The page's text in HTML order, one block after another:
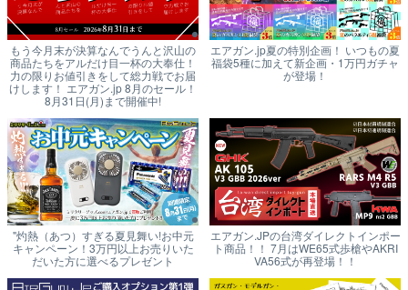
もう今月末が決算なんでうんと沢山の
商品たちをアルだけ目一杯の大奉仕！
力の限りお値引きをして総力戦でお届
けします！ エアガン.jp 8月のセール！
8月31日(月)まで開催中!
エアガン.jp夏の特別企画！ いつもの夏
福袋5種に加えて新企画・1万円ガチャ
が登場！
"灼熱（あつ）すぎる夏見舞い!お中元
キャンペーン！3万円以上お売りいた
だいた方に選べるプレゼント
エアガン.JPの台湾ダイレクトインポー
ト商品！！ 7月はWE65式歩槍やAKRI
VA56式が再登場！！